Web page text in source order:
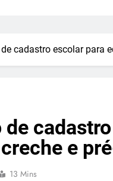
de cadastro escolar para
de
e
13 Mins